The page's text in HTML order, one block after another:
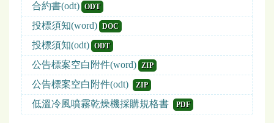
合約書(odt) ODT
投標須知(word) DOC
投標須知(odt) ODT
公告標案空白附件(word) ZIP
公告標案空白附件(odt) ZIP
低溫冷風噴霧乾燥機採購規格書 PDF